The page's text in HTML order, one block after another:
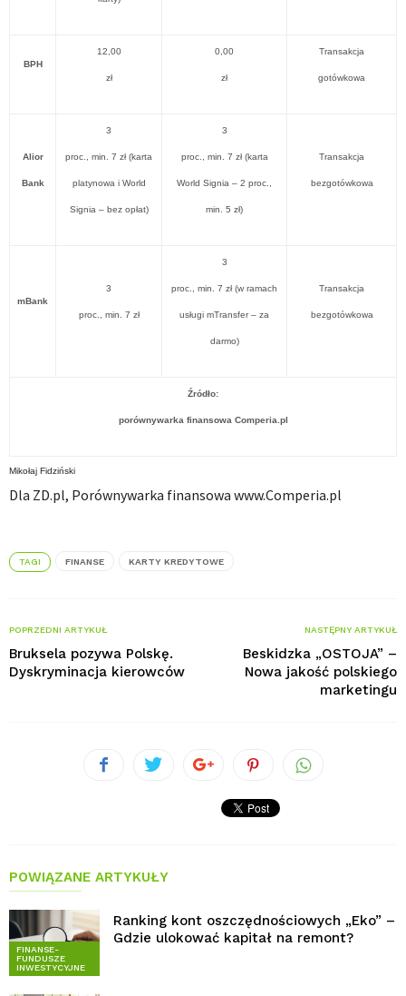
BPH
12,00
zł
0,00
zł
Transakcja
gotówkowa
Alior
Bank
3
proc., min. 7 zł (karta
platynowa i World
Signia – bez opłat)
3
proc., min. 7 zł (karta
World Signia – 2 proc.,
min. 5 zł)
Transakcja
bezgotówkowa
mBank
3
proc., min. 7 zł
3
proc., min. 7 zł (w ramach
usługi mTransfer – za
darmo)
Transakcja
bezgotówkowa
Źródło:
porównywarka finansowa Comperia.pl
Mikołaj Fidziński
Dla ZD.pl, Porównywarka finansowa www.Comperia.pl
TAGI FINANSE KARTY KREDYTOWE
POPRZEDNI ARTYKUŁ
Bruksela pozywa Polskę.
Dyskryminacja kierowców
NASTĘPNY ARTYKUŁ
Beskidzka „OSTOJA” –
Nowa jakość polskiego
marketingu
POWIĄZANE ARTYKUŁY
FINANSE-
FUNDUSZE
INWESTYCYJNE
Ranking kont oszczędnościowych „Eko” –
Gdzie ulokować kapitał na remont?